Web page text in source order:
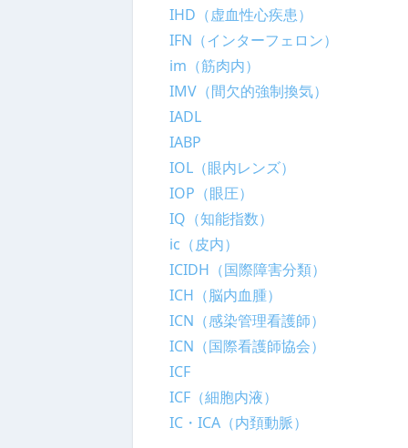
IHD（虚血性心疾患）
IFN（インターフェロン）
im（筋肉内）
IMV（間欠的強制換気）
IADL
IABP
IOL（眼内レンズ）
IOP（眼圧）
IQ（知能指数）
ic（皮内）
ICIDH（国際障害分類）
ICH（脳内血腫）
ICN（感染管理看護師）
ICN（国際看護師協会）
ICF
ICF（細胞内液）
IC・ICA（内頚動脈）